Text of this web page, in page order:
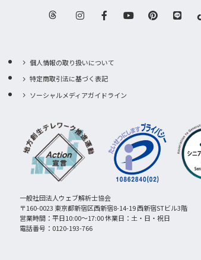
個人情報の取り扱いについて
特定商取引法に基づく表記
ソーシャルメディアガイドライン
一般社団法人ウェブ解析士協会
〒160-0023 東京都新宿区西新宿8-14-19 西新宿STビル3階
営業時間：平日10:00〜17:00 休業日：土・日・祝日
電話番号：0120-193-766